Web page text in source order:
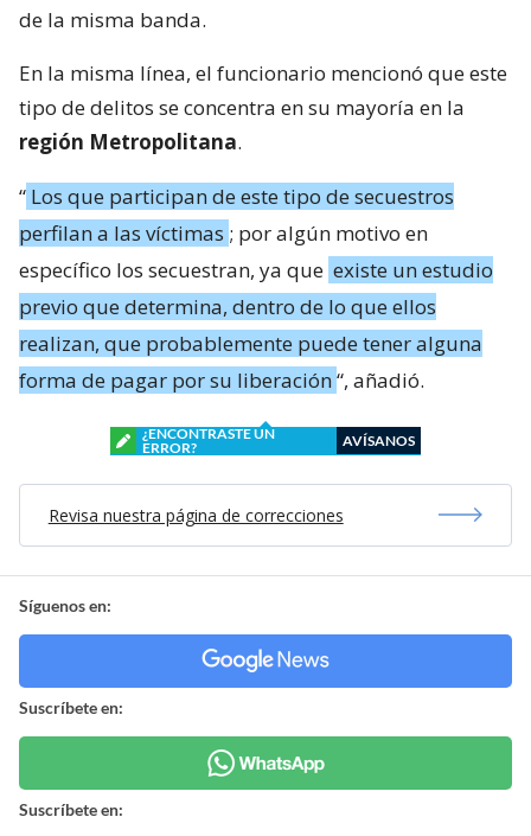
de la misma banda.
En la misma línea, el funcionario mencionó que este
tipo de delitos se concentra en su mayoría en la
región Metropolitana.
“ Los que participan de este tipo de secuestros
perfilan a las víctimas ; por algún motivo en
específico los secuestran, ya que existe un estudio
previo que determina, dentro de lo que ellos
realizan, que probablemente puede tener alguna
forma de pagar por su liberación“, añadió.
¿ENCONTRASTE UN
ERROR?
AVÍSANOS
Revisa nuestra página de correcciones
Síguenos en:
Suscríbete en:
Suscríbete en: